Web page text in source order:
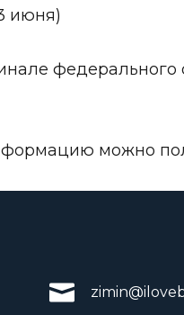
июня)
можно